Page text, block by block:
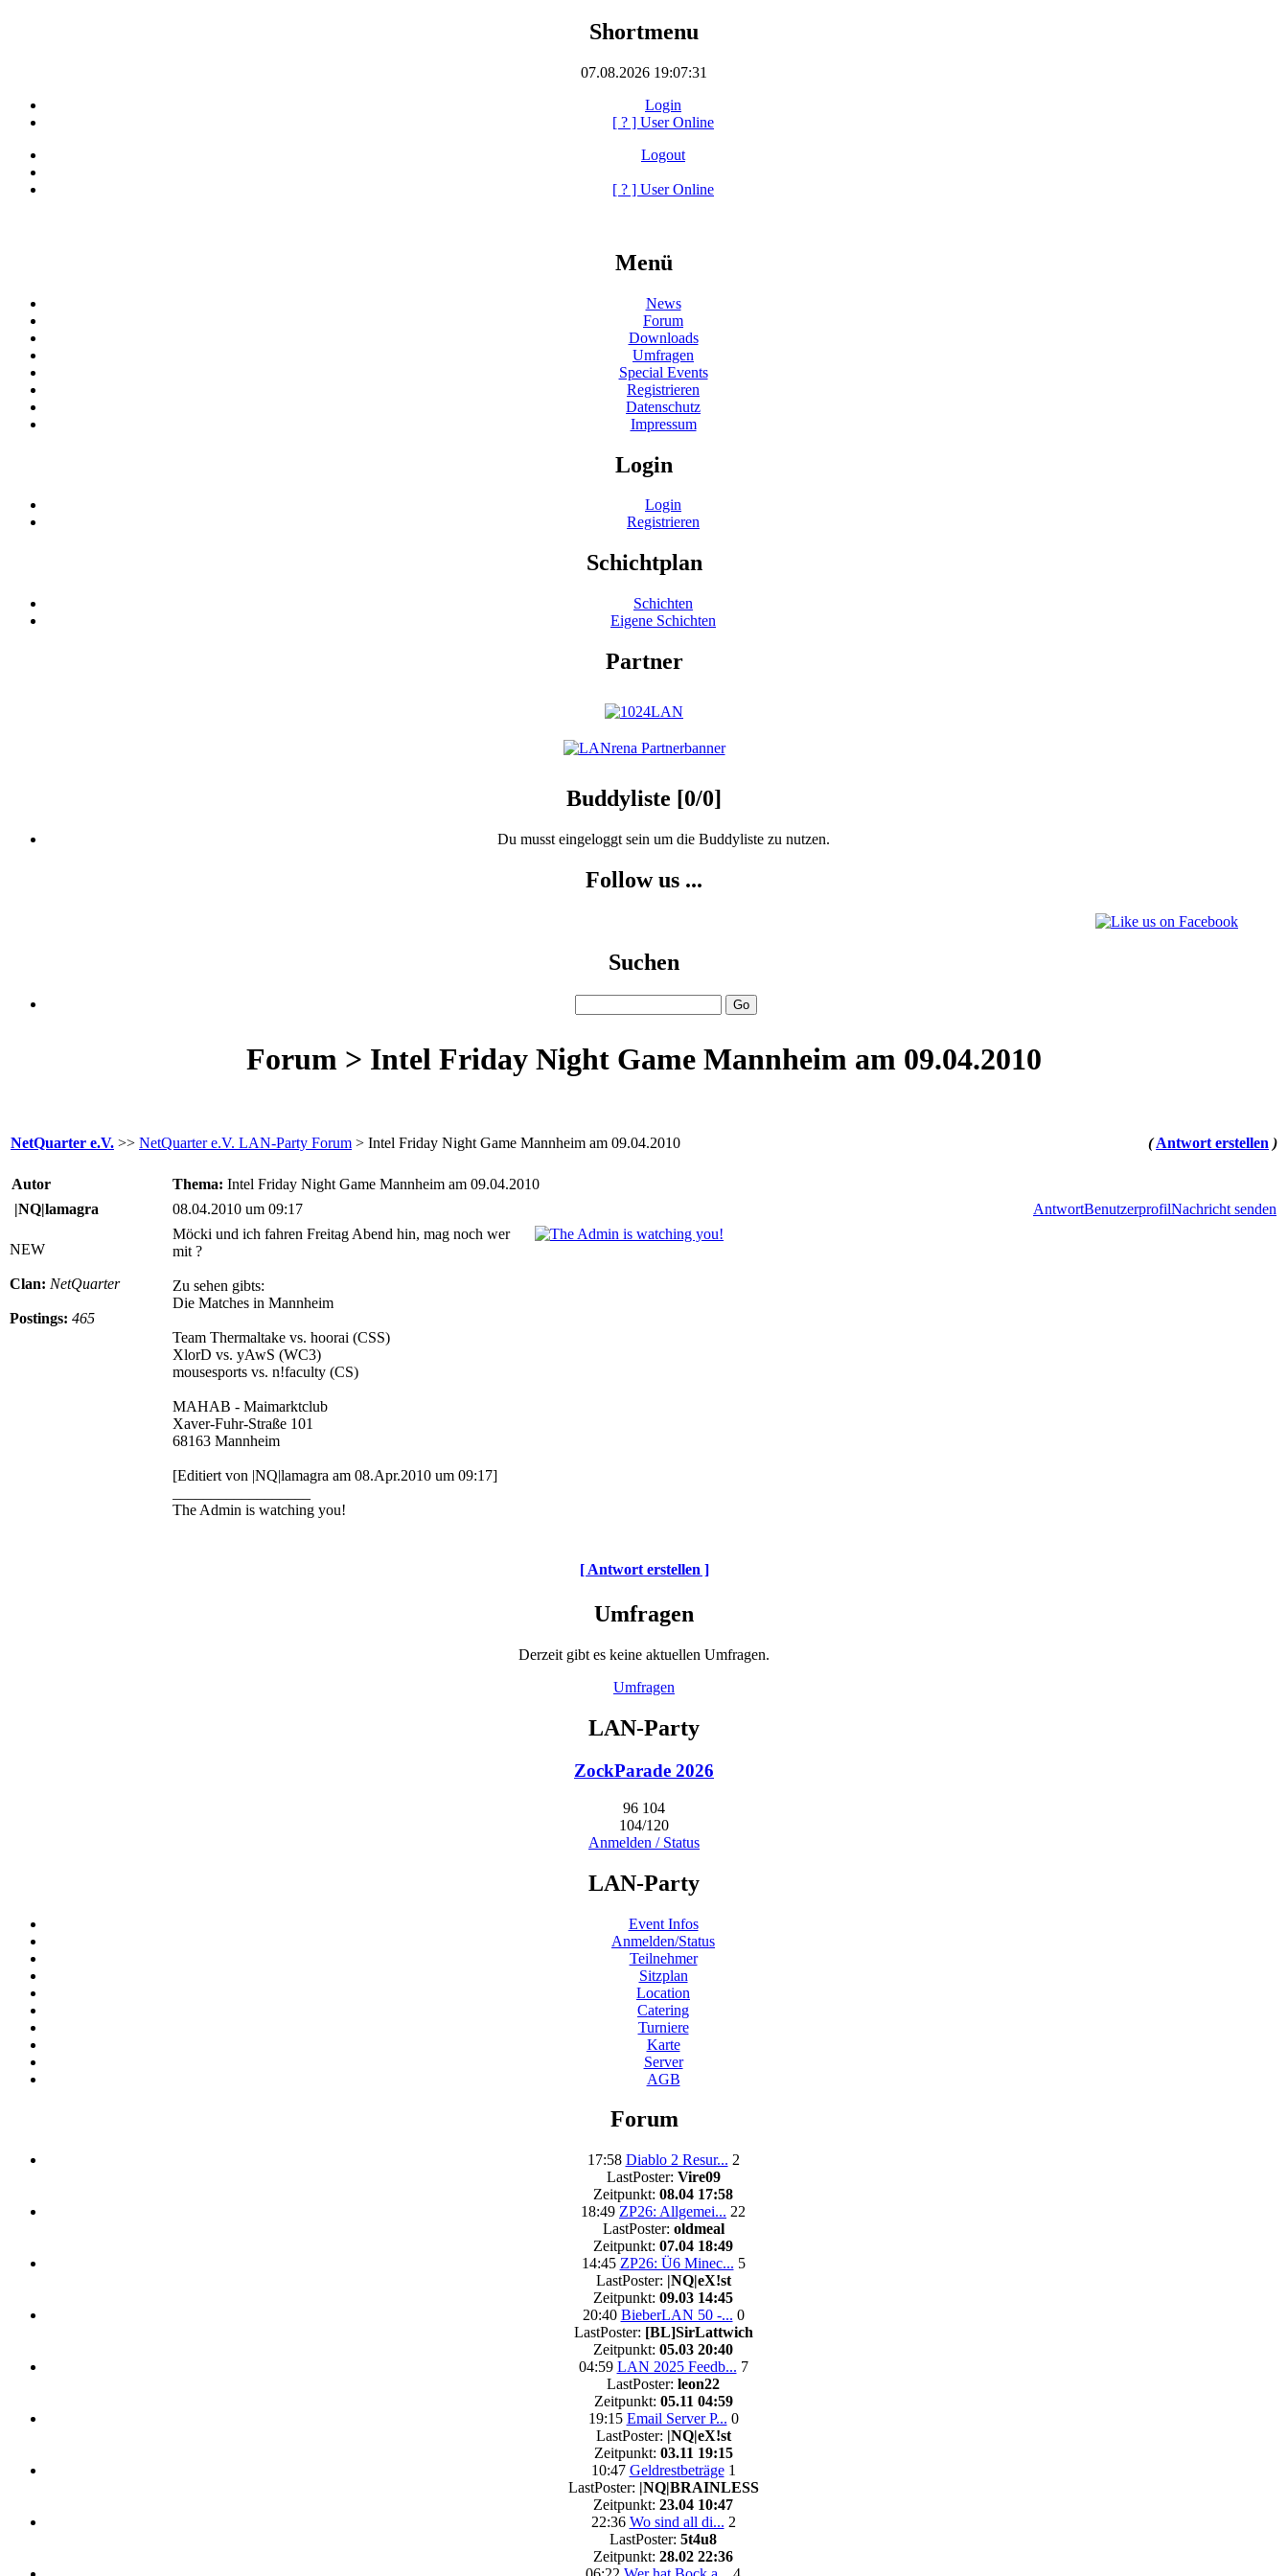
Shortmenu
07.08.2026 19:07:31
Login
[ ? ] User Online
Logout
[ ? ] User Online
Menü
News
Forum
Downloads
Umfragen
Special Events
Registrieren
Datenschutz
Impressum
Login
Login
Registrieren
Schichtplan
Schichten
Eigene Schichten
Partner
Buddyliste [0/0]
Du musst eingeloggt sein um die Buddyliste zu nutzen.
Follow us ...
Suchen
Forum > Intel Friday Night Game Mannheim am 09.04.2010
NetQuarter e.V. >> NetQuarter e.V. LAN-Party Forum > Intel Friday Night Game Mannheim am 09.04.2010 ( Antwort erstellen )
Autor Thema: Intel Friday Night Game Mannheim am 09.04.2010
|NQ|lamagra
08.04.2010 um 09:17 AntwortBenutzerprofilNachricht senden
NEW
Clan: NetQuarter
Postings: 465
Möcki und ich fahren Freitag Abend hin, mag noch wer
mit ?
Zu sehen gibts:
Die Matches in Mannheim
Team Thermaltake vs. hoorai (CSS)
XlorD vs. yAwS (WC3)
mousesports vs. n!faculty (CS)
MAHAB - Maimarktclub
Xaver-Fuhr-Straße 101
68163 Mannheim
[Editiert von |NQ|lamagra am 08.Apr.2010 um 09:17]
The Admin is watching you!
[ Antwort erstellen ]
Umfragen
Derzeit gibt es keine aktuellen Umfragen.
Umfragen
LAN-Party
ZockParade 2026
96 104
104/120
Anmelden / Status
LAN-Party
Event Infos
Anmelden/Status
Teilnehmer
Sitzplan
Location
Catering
Turniere
Karte
Server
AGB
Forum
17:58 Diablo 2 Resur... 2
LastPoster: Vire09
Zeitpunkt: 08.04 17:58
18:49 ZP26: Allgemei... 22
LastPoster: oldmeal
Zeitpunkt: 07.04 18:49
14:45 ZP26: Ü6 Minec... 5
LastPoster: |NQ|eX!st
Zeitpunkt: 09.03 14:45
20:40 BieberLAN 50 -... 0
LastPoster: [BL]SirLattwich
Zeitpunkt: 05.03 20:40
04:59 LAN 2025 Feedb... 7
LastPoster: leon22
Zeitpunkt: 05.11 04:59
19:15 Email Server P... 0
LastPoster: |NQ|eX!st
Zeitpunkt: 03.11 19:15
10:47 Geldrestbeträge 1
LastPoster: |NQ|BRAINLESS
Zeitpunkt: 23.04 10:47
22:36 Wo sind all di... 2
LastPoster: 5t4u8
Zeitpunkt: 28.02 22:36